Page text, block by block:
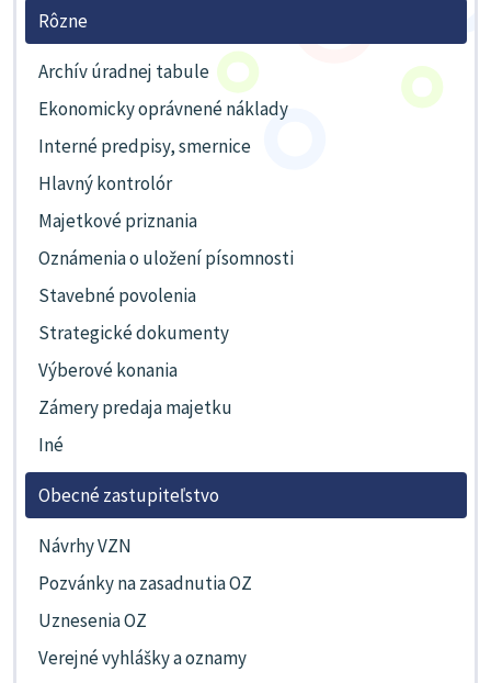
Rôzne
Archív úradnej tabule
Ekonomicky oprávnené náklady
Interné predpisy, smernice
Hlavný kontrolór
Majetkové priznania
Oznámenia o uložení písomnosti
Stavebné povolenia
Strategické dokumenty
Výberové konania
Zámery predaja majetku
Iné
Obecné zastupiteľstvo
Návrhy VZN
Pozvánky na zasadnutia OZ
Uznesenia OZ
Verejné vyhlášky a oznamy